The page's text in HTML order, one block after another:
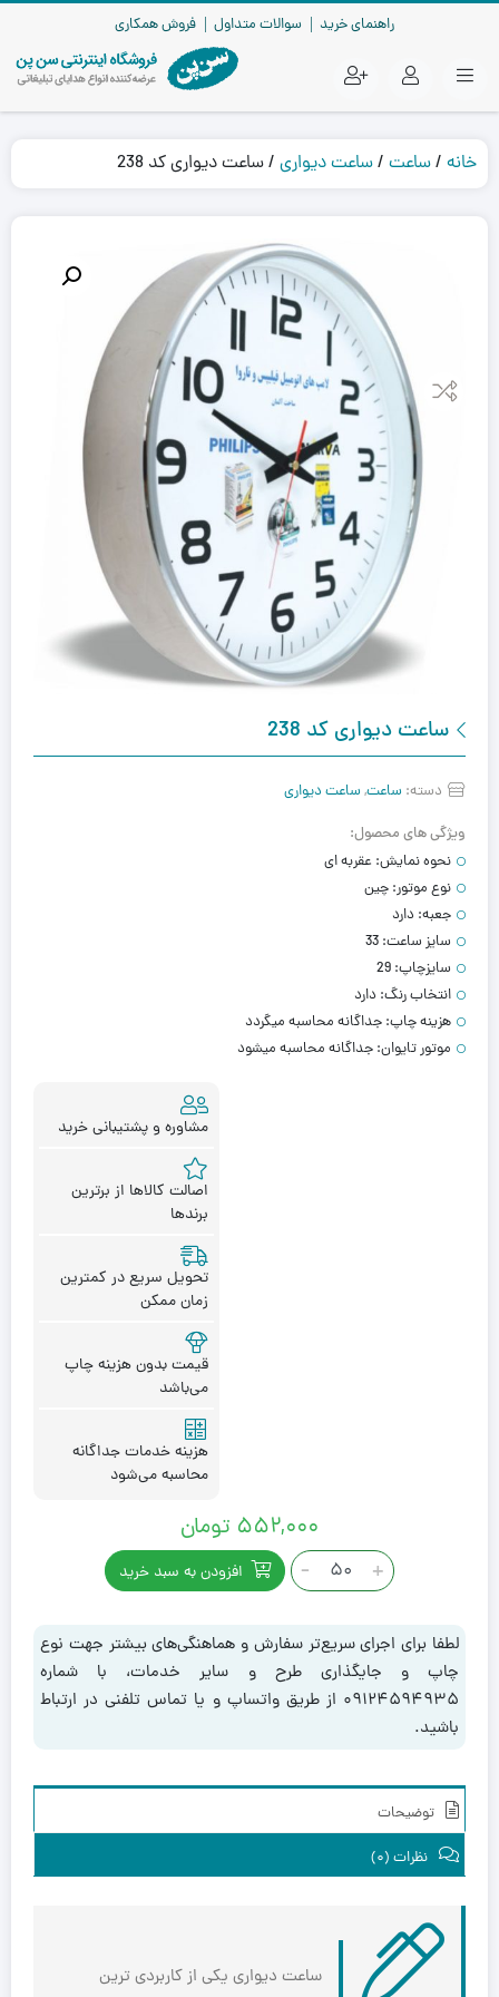
راهنمای خرید سوالات متداول فروش همکاری
خانه /ساعت /ساعت دیواری / ساعت دیواری کد 238
ساعت دیواری کد 238
دسته: ساعت, ساعت دیواری
ویژگی های محصول:
نحوه نمایش: عقربه ای
نوع موتور: چین
جعبه: دارد
سایز ساعت: 33
سایزچاپ: 29
انتخاب رنگ: دارد
هزینه چاپ: جداگانه محاسبه میگردد
موتور تایوان: جداگانه محاسبه میشود
مشاوره و پشتیبانی خرید
اصالت کالاها از برترین
برندها
تحویل سریع در کمترین
زمان ممکن
قیمت بدون هزینه چاپ
می‌باشد
هزینه خدمات جداگانه
محاسبه می‌شود
۵۵۲,۰۰۰ تومان
+
ساعت
دیواری
238
عدد
- افزودن به سبد خرید
لطفا برای اجرای سریع‌تر سفارش و هماهنگی‌های بیشتر جهت نوع
چاپ و جایگذاری طرح و سایر خدمات، با شماره
۰۹۱۲۴۵۹۴۹۳۵ از طریق واتساپ و یا تماس تلفنی در ارتباط
باشید.
توضیحات
نظرات (0)
ساعت دیواری یکی از کاربردی ترین